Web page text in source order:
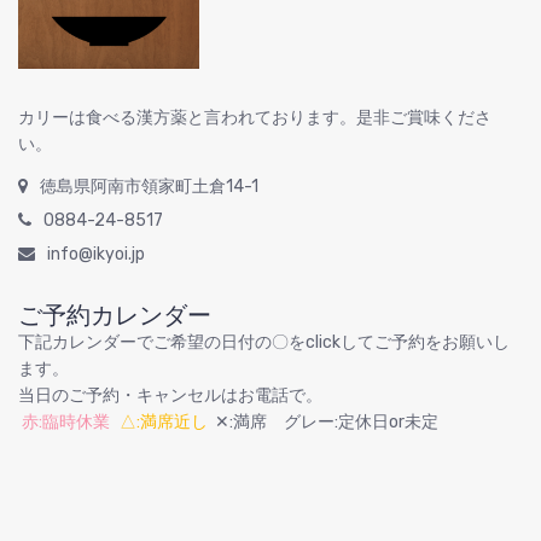
カリーは食べる漢方薬と言われております。是非ご賞味くださ
い。
徳島県阿南市領家町土倉14-1
0884-24-8517
info@ikyoi.jp
ご予約カレンダー
下記カレンダーでご希望の日付の〇をclickしてご予約をお願いし
ます。
当日のご予約・キャンセルはお電話で。
赤:臨時休業 △:満席近し ✕:満席 グレー:定休日or未定